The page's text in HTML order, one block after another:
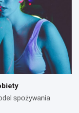
spożywania